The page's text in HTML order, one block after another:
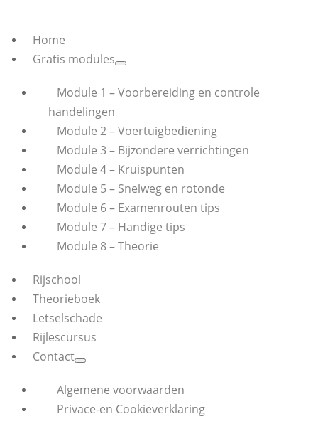
Home
Gratis modules
Module 1 – Voorbereiding en controle
handelingen
Module 2 – Voertuigbediening
Module 3 – Bijzondere verrichtingen
Module 4 – Kruispunten
Module 5 – Snelweg en rotonde
Module 6 – Examenrouten tips
Module 7 – Handige tips
Module 8 – Theorie
Rijschool
Theorieboek
Letselschade
Rijlescursus
Contact
Algemene voorwaarden
Privace-en Cookieverklaring